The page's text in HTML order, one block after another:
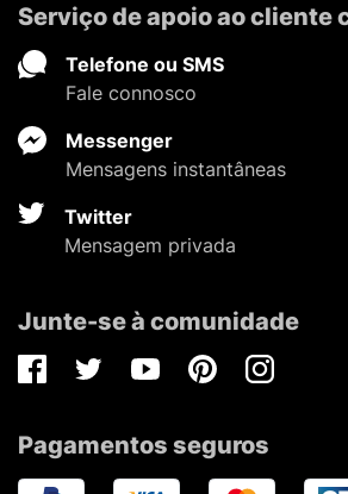
Serviço de apoio ao cliente
Telefone ou SMS
Fale connosco
Messenger
Mensagens instantâneas
Twitter
Mensagem privada
Junte-se à comunidade
FacebookTwitterYoutubePinterestInstagram
Pagamentos seguros